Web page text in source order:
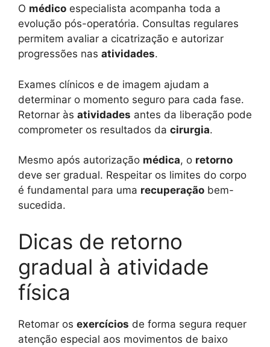
O médico especialista acompanha toda a
evolução pós-operatória. Consultas regulares
permitem avaliar a cicatrização e autorizar
progressões nas atividades.
Exames clínicos e de imagem ajudam a
determinar o momento seguro para cada fase.
Retornar às atividades antes da liberação pode
comprometer os resultados da cirurgia.
Mesmo após autorização médica, o retorno
deve ser gradual. Respeitar os limites do corpo
é fundamental para uma recuperação bem-
sucedida.
Dicas de retorno
gradual à atividade
física
Retomar os exercícios de forma segura requer
atenção especial aos movimentos de baixo